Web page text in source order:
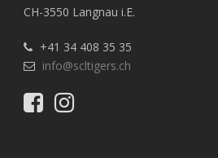
CH-3550 Langnau i.E.
+41 34 408 35 35
info@scltigers.ch